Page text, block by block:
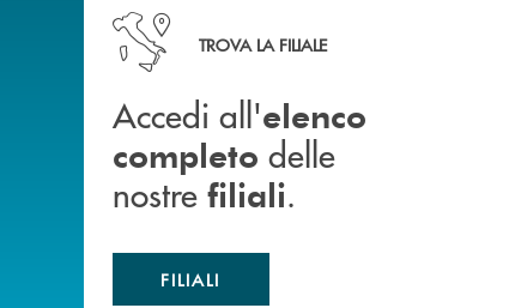
Accedi all' elenco completo delle
TROVA LA FILIALE
Accedi all'elenco
completo delle
nostre filiali.
FILIALI